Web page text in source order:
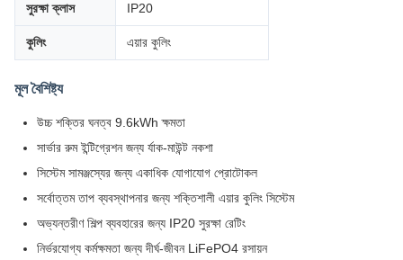
সুরক্ষা ক্লাস IP20
কুলিং এয়ার কুলিং
মূল বৈশিষ্ট্য
উচ্চ শক্তির ঘনত্ব 9.6kWh ক্ষমতা
সার্ভার রুম ইন্টিগ্রেশন জন্য র্যাক-মাউন্ট নকশা
সিস্টেম সামঞ্জস্যের জন্য একাধিক যোগাযোগ প্রোটোকল
সর্বোত্তম তাপ ব্যবস্থাপনার জন্য শক্তিশালী এয়ার কুলিং সিস্টেম
অভ্যন্তরীণ শিল্প ব্যবহারের জন্য IP20 সুরক্ষা রেটিং
নির্ভরযোগ্য কর্মক্ষমতা জন্য দীর্ঘ-জীবন LiFePO4 রসায়ন